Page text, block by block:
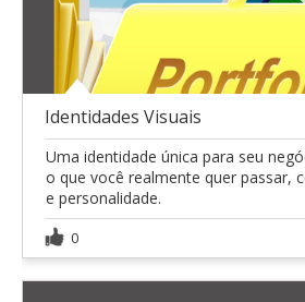
Identidades Visuais
Uma identidade única para seu
o que você realmente quer passar,
e personalidade.
0